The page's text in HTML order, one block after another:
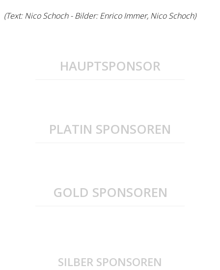
(Text: Nico Schoch - Bilder: Enrico Immer, Nico Schoch)
HAUPTSPONSOR
PLATIN SPONSOREN
GOLD SPONSOREN
SILBER SPONSOREN